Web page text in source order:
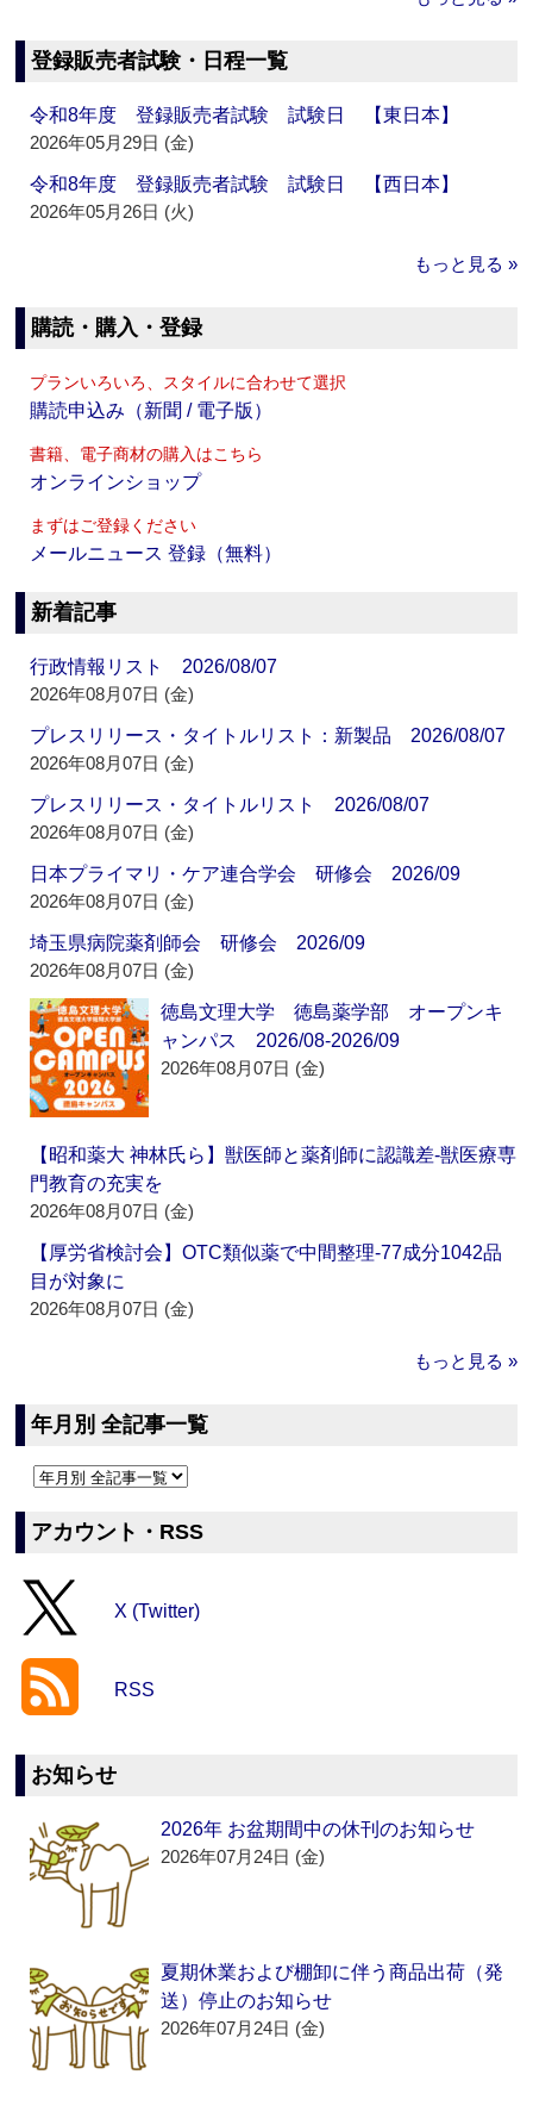
登録販売者試験・日程一覧
令和8年度 登録販売者試験 試験日 【東日本】
2026年05月29日 (金)
令和8年度 登録販売者試験 試験日 【西日本】
2026年05月26日 (火)
もっと見る »
購読・購入・登録
プランいろいろ、スタイルに合わせて選択
購読申込み（新聞 / 電子版）
書籍、電子商材の購入はこちら
オンラインショップ
まずはご登録ください
メールニュース 登録（無料）
新着記事
行政情報リスト 2026/08/07
2026年08月07日 (金)
プレスリリース・タイトルリスト：新製品 2026/08/07
2026年08月07日 (金)
プレスリリース・タイトルリスト 2026/08/07
2026年08月07日 (金)
日本プライマリ・ケア連合学会 研修会 2026/09
2026年08月07日 (金)
埼玉県病院薬剤師会 研修会 2026/09
2026年08月07日 (金)
徳島文理大学 徳島薬学部 オープンキ
ャンパス 2026/08-2026/09
2026年08月07日 (金)
【昭和薬大 神林氏ら】獣医師と薬剤師に認識差‐獣医療専
門教育の充実を
2026年08月07日 (金)
【厚労省検討会】OTC類似薬で中間整理‐77成分1042品
目が対象に
2026年08月07日 (金)
もっと見る »
年月別 全記事一覧
アカウント・RSS
X (Twitter)
RSS
お知らせ
2026年 お盆期間中の休刊のお知らせ
2026年07月24日 (金)
夏期休業および棚卸に伴う商品出荷（発
送）停止のお知らせ
2026年07月24日 (金)